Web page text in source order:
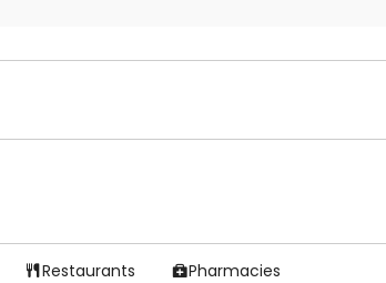
契約期間開始日より起算し、 1 年以内に当該契約 を
分の家賃に相当する額を違約金として請求します。
 Restaurants Pharmacies